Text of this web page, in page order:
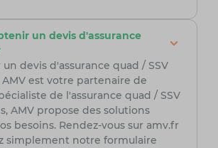
un devis d'assurance
devis d'assurance quad / SSV
est votre partenaire de
de l'assurance quad / SSV
AMV propose des solutions
besoins. Rendez-vous sur amv.fr
simplement notre formulaire